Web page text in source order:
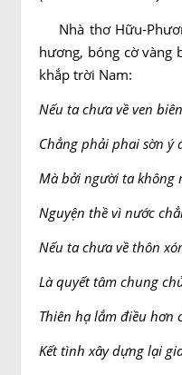
Nhà thơ Hữu-
hương, bóng cờ vàng
khắp trời Nam:
Nếu ta chưa về ven
Chẳng phải phai sờn ý
Mà bởi người ta không
Nguyện thề vì nước
Nếu ta chưa về thôn
Là quyết tâm chung
Thiên hạ lắm điều hơn
Kết tình xây dựng lại